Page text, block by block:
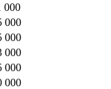
000
000
000
000
000
000